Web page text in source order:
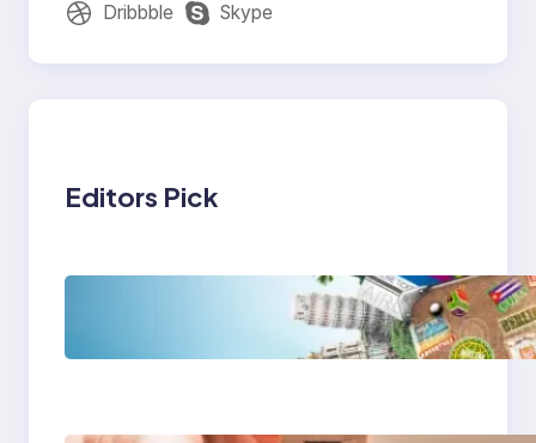
Dribbble
Skype
Editors Pick
Tren Traveling 2025:
Liburan Cerdas,
Ramah Lingkungan,